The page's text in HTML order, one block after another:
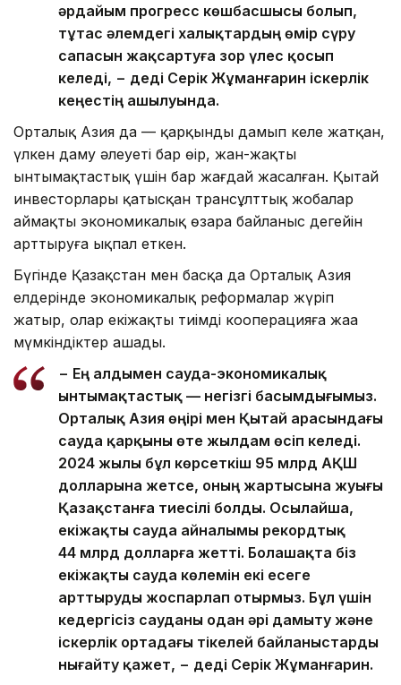
әрдайым прогресс көшбасшысы болып,
тұтас әлемдегі халықтардың өмір сүру
сапасын жақсартуға зор үлес қосып
келеді, − деді Серік Жұманғарин іскерлік
кеңестің ашылуында.
Орталық Азия да — қарқынды дамып келе жатқан,
үлкен даму әлеуеті бар өңір, жан-жақты
ынтымақтастық үшін бар жағдай жасалған. Қытай
инвесторлары қатысқан трансұлттық жобалар
аймақтың экономикалық өзара байланыс деңгейін
арттыруға ықпал еткен.
Бүгінде Қазақстан мен басқа да Орталық Азия
елдерінде экономикалық реформалар жүріп
жатыр, олар екіжақты тиімді кооперацияға жаңа
мүмкіндіктер ашады.
− Ең алдымен сауда-экономикалық
ынтымақтастық — негізгі басымдығымыз.
Орталық Азия өңірі мен Қытай арасындағы
сауда қарқыны өте жылдам өсіп келеді.
2024 жылы бұл көрсеткіш 95 млрд АҚШ
долларына жетсе, оның жартысына жуығы
Қазақстанға тиесілі болды. Осылайша,
екіжақты сауда айналымы рекордтық
44 млрд долларға жетті. Болашақта біз
екіжақты сауда көлемін екі есеге
арттыруды жоспарлап отырмыз. Бұл үшін
кедергісіз сауданы одан әрі дамыту және
іскерлік ортадағы тікелей байланыстарды
нығайту қажет, − деді Серік Жұманғарин.